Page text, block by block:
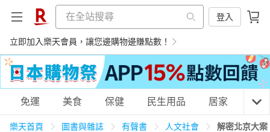
登入
立即加入樂天會員，讓您邊購物邊賺點數！
購物網分類
免運 美食 保健 民生用品 居家 3C
樂天首頁 圖書與雜誌 有聲書 人文社會 解密北京大案